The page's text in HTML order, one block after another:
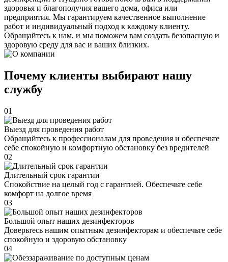
здоровья и благополучия вашего дома, офиса или
предприятия. Мы гарантируем качественное выполнение
работ и индивидуальный подход к каждому клиенту.
Обращайтесь к нам, и мы поможем вам создать безопасную и
здоровую среду для вас и ваших близких.
Почему клиенты выбирают нашу
службу
01
Выезд для проведения работ
Обращайтесь к профессионалам для проведения и обеспечьте
себе спокойную и комфортную обстановку без вредителей
02
Длительный срок гарантии
Спокойствие на целый год с гарантией. Обеспечьте себе
комфорт на долгое время
03
Большой опыт наших дезинфекторов
Доверьтесь нашим опытным дезинфекторам и обеспечьте себе
спокойную и здоровую обстановку
04